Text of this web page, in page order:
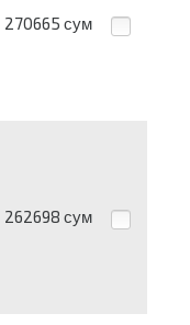
270665 сум
262698 сум